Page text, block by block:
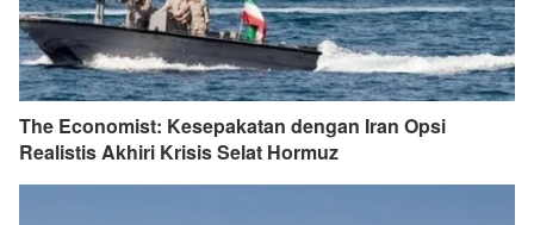
The Economist: Kesepakatan dengan Iran Opsi
Realistis Akhiri Krisis Selat Hormuz